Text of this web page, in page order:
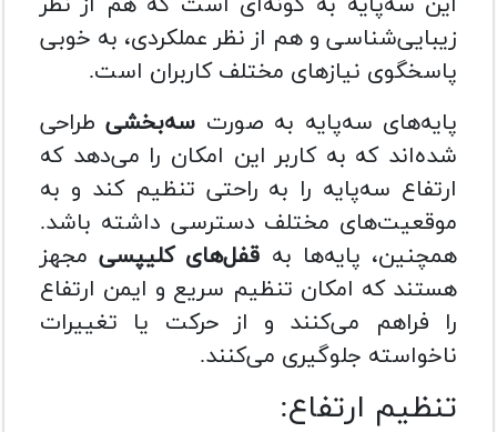
زیبایی‌شناسی و هم از نظر عملکردی، به خوبی
پاسخگوی نیازهای مختلف کاربران است.
پایه‌های سه‌پایه به صورت سه‌بخشیطراحی
شده‌اند که به کاربر این امکان را می‌دهد که
ارتفاع سه‌پایه را به راحتی تنظیم کند و به
موقعیت‌های مختلف دسترسی داشته باشد.
همچنین، پایه‌ها به قفل‌های کلیپسیمجهز
هستند که امکان تنظیم سریع و ایمن ارتفاع
را فراهم می‌کنند و از حرکت یا تغییرات
ناخواسته جلوگیری می‌کنند.
تنظیم ارتفاع: